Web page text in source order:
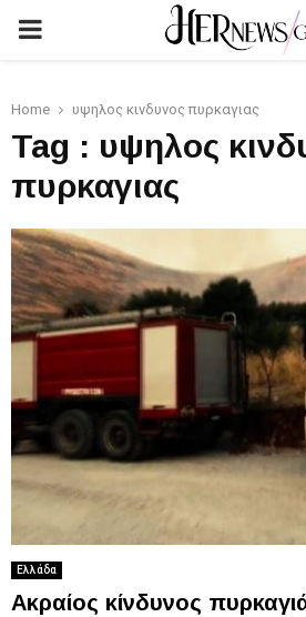
PRIMARY
Home υψηλος κινδυνος πυρκαγιας
Tag : υψηλος
πυρκαγιας
Ελλάδα
Ακραίος κίνδυνος